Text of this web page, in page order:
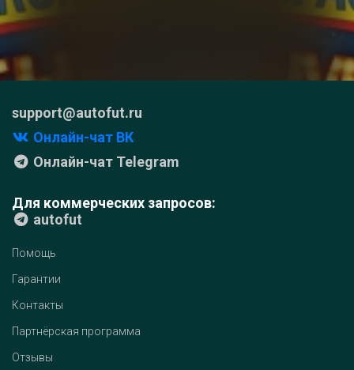
support@autofut.ru
Онлайн-чат ВК
Онлайн-чат Telegram
Для коммерческих запросов:
autofut
Помощь
Гарантии
Контакты
Партнёрская программа
Отзывы